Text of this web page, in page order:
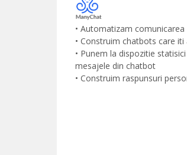
• Automatizam
• Construim chatbots care
• Punem la dispozitie
mesajele din chatbot
• Construim raspunsuri